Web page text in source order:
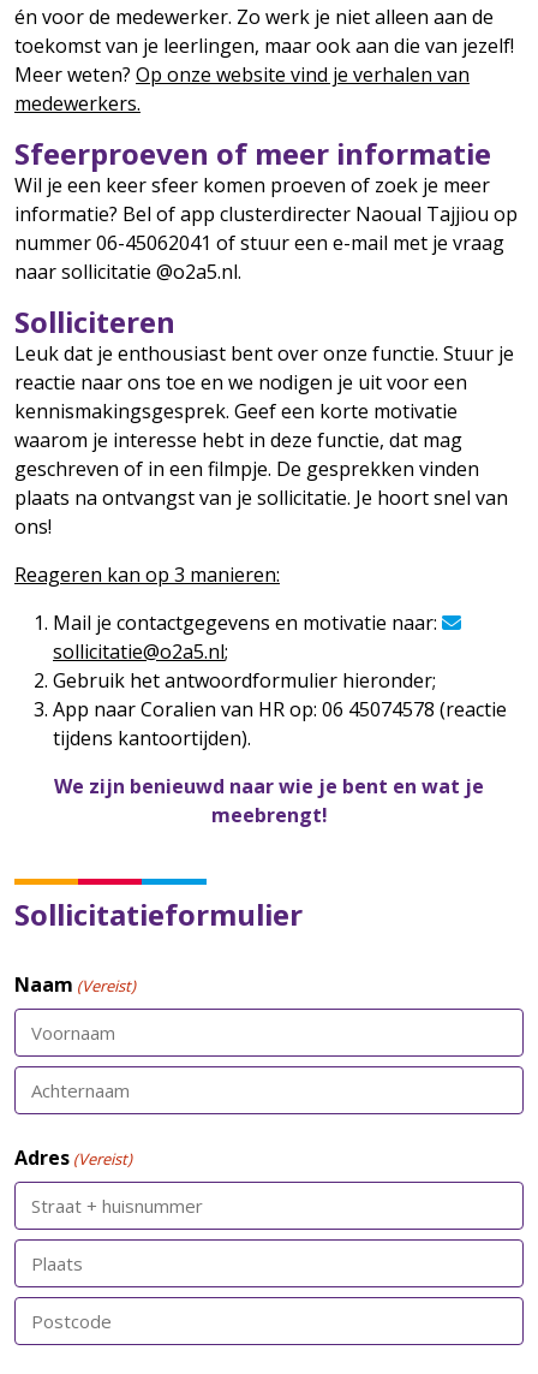
én voor de medewerker. Zo werk je niet alleen aan de
toekomst van je leerlingen, maar ook aan die van jezelf!
Meer weten? Op onze website vind je verhalen van
medewerkers.
Sfeerproeven of meer informatie
Wil je een keer sfeer komen proeven of zoek je meer
informatie? Bel of app clusterdirecter Naoual Tajjiou op
nummer 06-45062041 of stuur een e-mail met je vraag
naar sollicitatie @o2a5.nl.
Solliciteren
Leuk dat je enthousiast bent over onze functie. Stuur je
reactie naar ons toe en we nodigen je uit voor een
kennismakingsgesprek. Geef een korte motivatie
waarom je interesse hebt in deze functie, dat mag
geschreven of in een filmpje. De gesprekken vinden
plaats na ontvangst van je sollicitatie. Je hoort snel van
ons!
Reageren kan op 3 manieren:
Mail je contactgegevens en motivatie naar:
sollicitatie@o2a5.nl;
Gebruik het antwoordformulier hieronder;
App naar Coralien van HR op: 06 45074578 (reactie
tijdens kantoortijden).
We zijn benieuwd naar wie je bent en wat je
meebrengt!
Sollicitatieformulier
Naam (Vereist)
Voornaam
Adres (Vereist)
Straat
huisnummer
Plaats